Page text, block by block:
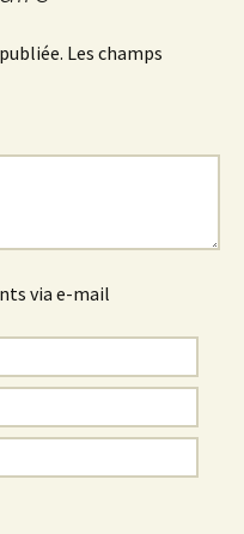
Les champs
via e-mail